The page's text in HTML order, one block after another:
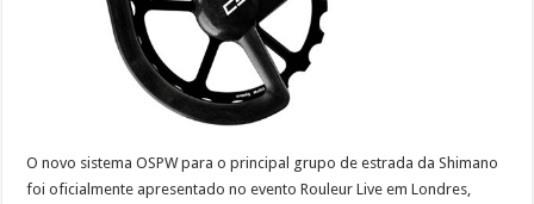
O novo sistema OSPW para o principal grupo de estrada da Shimano
foi oficialmente apresentado no evento Rouleur Live em Londres,